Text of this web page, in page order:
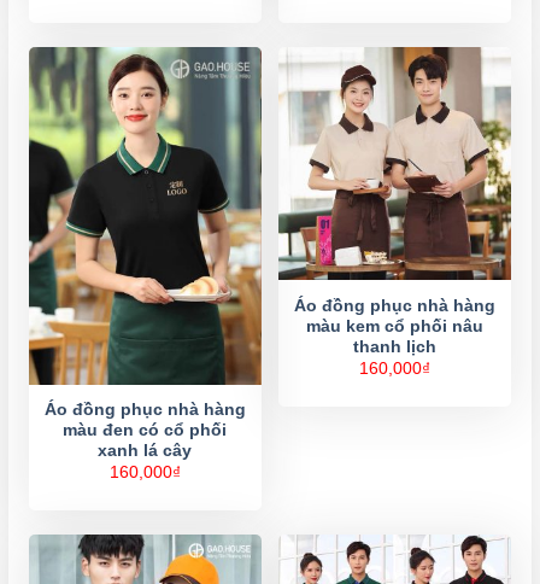
Áo đồng phục nhà hàng
màu đen có cổ phối
xanh lá cây
160,000₫
Áo đồng phục nhà hàng
màu kem cổ phối nâu
thanh lịch
160,000₫